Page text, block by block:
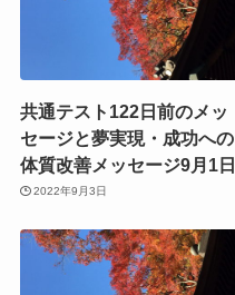
共通テスト122日前のメッ
セージと夢実現・成功への
体質改善メッセージ9月1日
2022年9月3日